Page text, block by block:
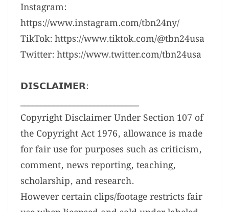
Instagram:
https://www.instagram.com/tbn24ny/
TikTok: https://www.tiktok.com/@tbn24usa
Twitter: https://www.twitter.com/tbn24usa
𝗗𝗜𝗦𝗖𝗟𝗔𝗜𝗠𝗘𝗥:
_____________________________
Copyright Disclaimer Under Section 107 of
the Copyright Act 1976, allowance is made
for fair use for purposes such as criticism,
comment, news reporting, teaching,
scholarship, and research.
However certain clips/footage restricts fair